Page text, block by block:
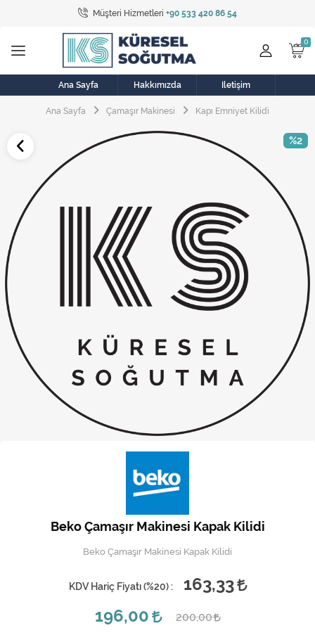
Müşteri Hizmetleri +90 533 420 86 54
Tüm Kategoriler
Bulaşık Makinesi
Buzdolabı
Çamaşır Kurutma Makinesi
Elektrikli Aksamlar
Elektrikli Süpürge
Fan
Fırın, Ocak ve Aspiratör
Klima
Kombi
Musluk
Ana Sayfa Hakkımızda İletişim
Ana Sayfa Çamaşır Makinesi Kapı Emniyet Kilidi
%2
Beko Çamaşır Makinesi Kapak Kilidi
Beko Çamaşır Makinesi Kapak Kilidi
KDV Hariç Fiyatı (%20) :
163,33
196,00
200,00